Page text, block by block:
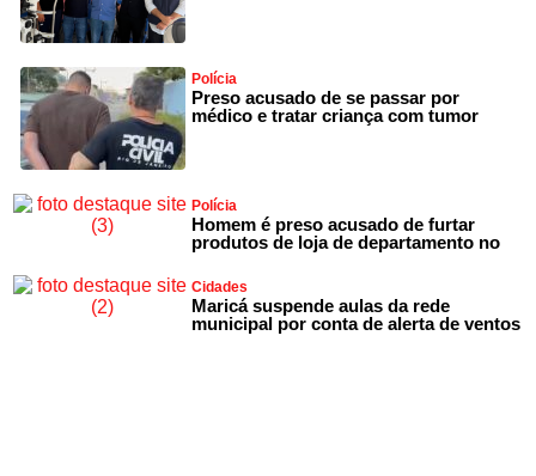
Polícia
Preso acusado de se passar por
médico e tratar criança com tumor
Polícia
Homem é preso acusado de furtar
produtos de loja de departamento no
Cidades
Maricá suspende aulas da rede
municipal por conta de alerta de ventos